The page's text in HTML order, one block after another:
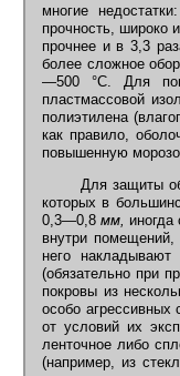
многие
прочность, широко
прочнее и в 3,3
более сложное
—500 °С. Для
пластмассовой
полиэтилена
как правило,
повышенную
Для защиты
которых в
0,3—0,8 мм,
внутри
него
(обязательно при
покровы из
особо
от условий их
ленточное либо
(например, из